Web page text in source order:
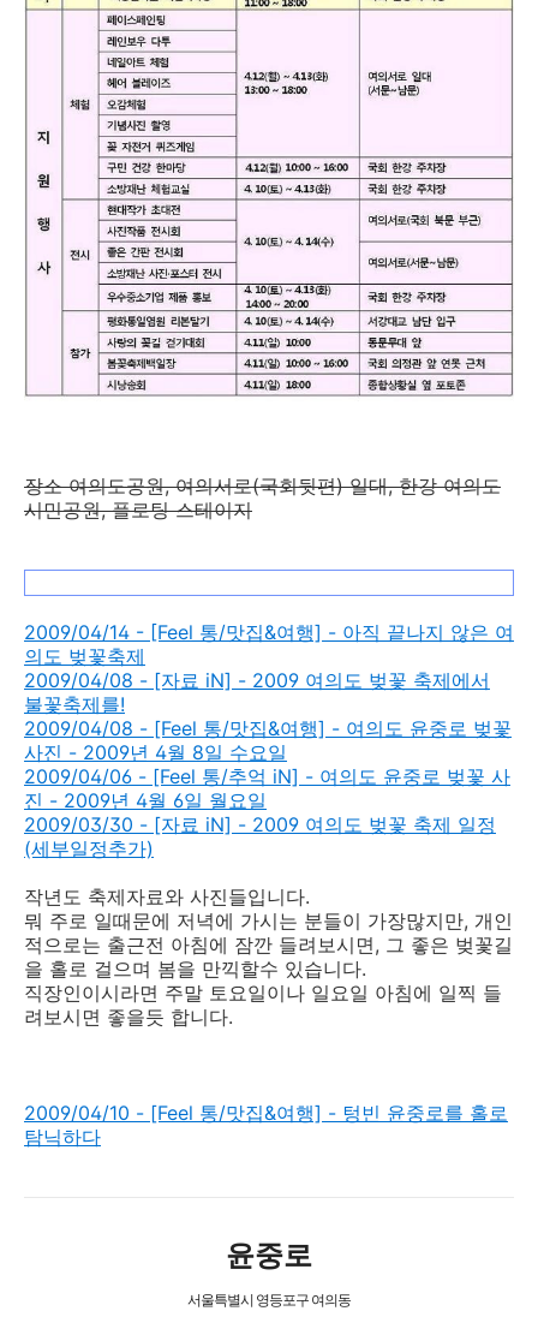
장소 여의도공원, 여의서로(국회뒷편) 일대, 한강 여의도
시민공원, 플로팅 스테이지
2009/04/14 - [Feel 통/맛집&여행] - 아직 끝나지 않은 여
의도 벚꽃축제
2009/04/08 - [자료 iN] - 2009 여의도 벚꽃 축제에서
불꽃축제를!
2009/04/08 - [Feel 통/맛집&여행] - 여의도 윤중로 벚꽃
사진 - 2009년 4월 8일 수요일
2009/04/06 - [Feel 통/추억 iN] - 여의도 윤중로 벚꽃 사
진 - 2009년 4월 6일 월요일
2009/03/30 - [자료 iN] - 2009 여의도 벚꽃 축제 일정
(세부일정추가)
작년도 축제자료와 사진들입니다.
뭐 주로 일때문에 저녁에 가시는 분들이 가장많지만, 개인
적으로는 출근전 아침에 잠깐 들려보시면, 그 좋은 벚꽃길
을 홀로 걸으며 봄을 만끽할수 있습니다.
직장인이시라면 주말 토요일이나 일요일 아침에 일찍 들
려보시면 좋을듯 합니다.
2009/04/10 - [Feel 통/맛집&여행] - 텅빈 윤중로를 홀로
탐닉하다